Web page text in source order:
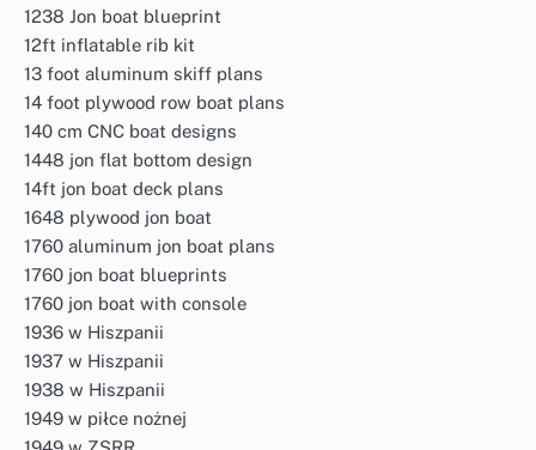
1238 Jon boat blueprint
12ft inflatable rib kit
13 foot aluminum skiff plans
14 foot plywood row boat plans
140 cm CNC boat designs
1448 jon flat bottom design
14ft jon boat deck plans
1648 plywood jon boat
1760 aluminum jon boat plans
1760 jon boat blueprints
1760 jon boat with console
1936 w Hiszpanii
1937 w Hiszpanii
1938 w Hiszpanii
1949 w piłce nożnej